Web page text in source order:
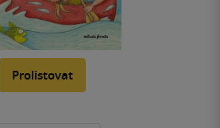
Prolistovat